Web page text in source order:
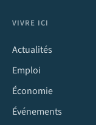
VIVRE ICI
Actualités
Emploi
Économie
Événements